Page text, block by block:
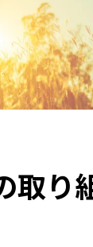
neutrality
の取